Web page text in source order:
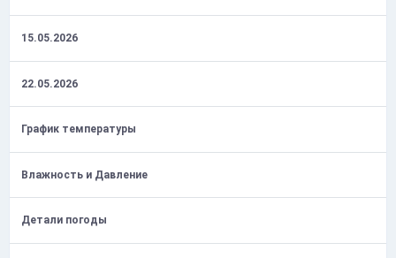
15.05.2026
22.05.2026
График температуры
Влажность и Давление
Детали погоды